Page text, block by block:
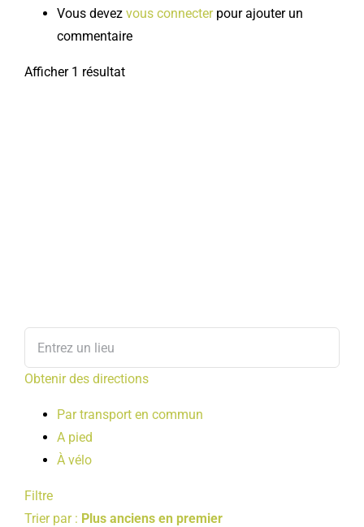
Vous devez vous connecterpour ajouter un
commentaire
Afficher 1 résultat
Obtenir des directions
Par transport en commun
A pied
À vélo
Filtre
Trier par : Plus anciens en premier